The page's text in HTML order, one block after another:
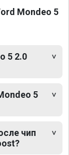
Mondeo 5
5 2.0
5
чип